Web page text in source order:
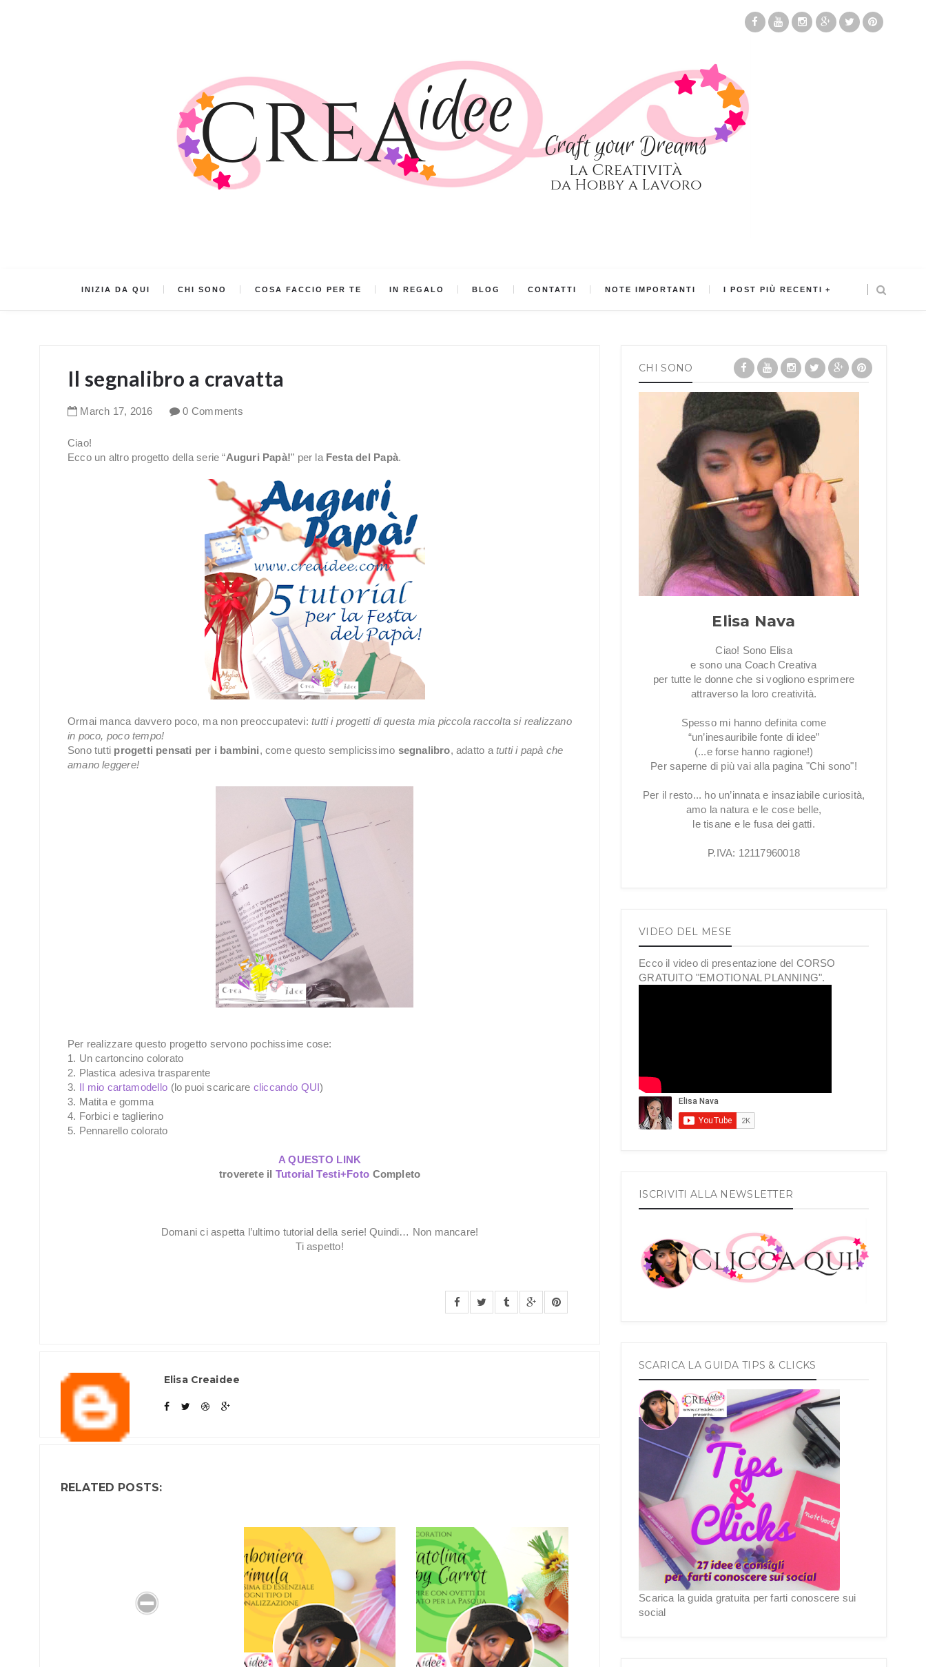
INIZIA DA QUI CHI SONO COSA FACCIO PER TE IN REGALO BLOG CONTATTI NOTE IMPORTANTI I POST PIÙ RECENTI
Il segnalibro a cravatta
March 17, 2016 0 Comments
Ciao!
Ecco un altro progetto della serie “Auguri Papà!” per la Festa del Papà.
Ormai manca davvero poco, ma non preoccupatevi: tutti i progetti di questa mia piccola raccolta si realizzano
in poco, poco tempo!
Sono tutti progetti pensati per i bambini, come questo semplicissimo segnalibro, adatto a tutti i papà che
amano leggere!
Per realizzare questo progetto servono pochissime cose:
1. Un cartoncino colorato
2. Plastica adesiva trasparente
3. Il mio cartamodello (lo puoi scaricare cliccando QUI)
3. Matita e gomma
4. Forbici e taglierino
5. Pennarello colorato
A QUESTO LINK
troverete il Tutorial Testi+Foto Completo
Domani ci aspetta l’ultimo tutorial della serie! Quindi… Non mancare!
Ti aspetto!
Elisa Creaidee
RELATED POSTS:
CHI SONO
Elisa Nava
Ciao! Sono Elisa
e sono una Coach Creativa
per tutte le donne che si vogliono esprimere
attraverso la loro creatività.
Spesso mi hanno definita come
“un’inesauribile fonte di idee”
(...e forse hanno ragione!)
Per saperne di più vai alla pagina "Chi sono"!
Per il resto... ho un’innata e insaziabile curiosità,
amo la natura e le cose belle,
le tisane e le fusa dei gatti.
P.IVA: 12117960018
VIDEO DEL MESE
Ecco il video di presentazione del CORSO
GRATUITO "EMOTIONAL PLANNING".
ISCRIVITI ALLA NEWSLETTER
SCARICA LA GUIDA TIPS & CLICKS
Scarica la guida gratuita per farti conoscere sui
social